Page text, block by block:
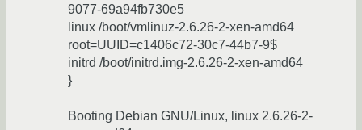
9077-69a94fb730e5
linux /boot/vmlinuz-2.6.26-2-xen-amd64
root=UUID=c1406c72-30c7-44b7-9$
initrd /boot/initrd.img-2.6.26-2-xen-amd64
}
Booting Debian GNU/Linux, linux 2.6.26-2-